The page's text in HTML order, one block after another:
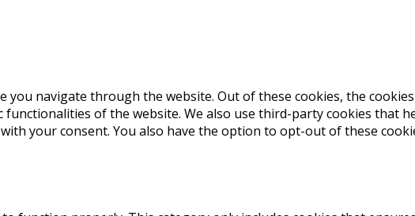
navigate through the website. Out of these cookies, the
of the website. We also use third-party cookies that
your consent. You also have the option to opt-out of these